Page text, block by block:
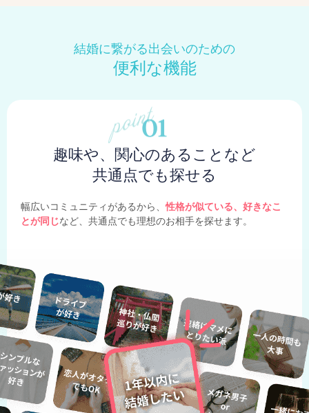
結婚に繋がる出会いのための
便利な機能
趣味や、関心のあることなど
共通点でも探せる
幅広いコミュニティがあるから、性格が似ている、好きなこ
とが同じなど、共通点でも理想のお相手を探せます。